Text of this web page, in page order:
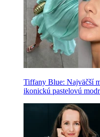
Tiffany Blue: Najväčší
ikonickú pastelovú